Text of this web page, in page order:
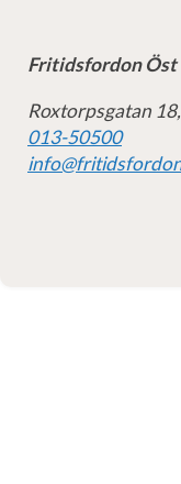
Fritidsfordon Öst
Roxtorpsgatan
013-50500